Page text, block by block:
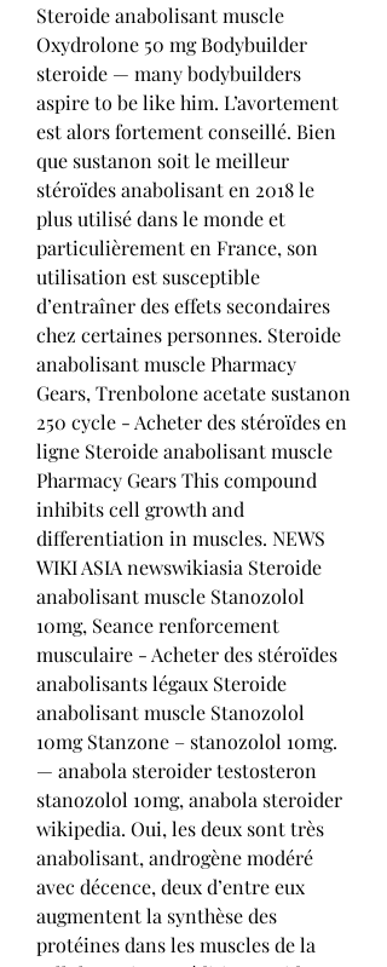
Steroide anabolisant muscle
Oxydrolone 50 mg Bodybuilder
steroide — many bodybuilders
aspire to be like him. L’avortement
est alors fortement conseillé. Bien
que sustanon soit le meilleur
stéroïdes anabolisant en 2018 le
plus utilisé dans le monde et
particulièrement en France, son
utilisation est susceptible
d’entraîner des effets secondaires
chez certaines personnes. Steroide
anabolisant muscle Pharmacy
Gears, Trenbolone acetate sustanon
250 cycle - Acheter des stéroïdes en
ligne Steroide anabolisant muscle
Pharmacy Gears This compound
inhibits cell growth and
differentiation in muscles. NEWS
WIKI ASIA newswikiasia Steroide
anabolisant muscle Stanozolol
10mg, Seance renforcement
musculaire - Acheter des stéroïdes
anabolisants légaux Steroide
anabolisant muscle Stanozolol
10mg Stanzone – stanozolol 10mg.
— anabola steroider testosteron
stanozolol 10mg, anabola steroider
wikipedia. Oui, les deux sont très
anabolisant, androgène modéré
avec décence, deux d’entre eux
augmentent la synthèse des
protéines dans les muscles de la